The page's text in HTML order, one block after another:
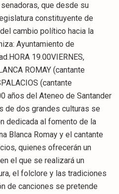
que desde su
constituyente de
cambio político hacia la
Ayuntamiento de
19.00VIERNES,
ROMAY (cantante
(cantante
años del Ateneo de Santander
de dos grandes culturas se
dedicada al fomento de la
Blanca Romay y el cantante
quienes ofrecerán un
el que se realizará un
el folclore y las tradiciones
de canciones se pretende